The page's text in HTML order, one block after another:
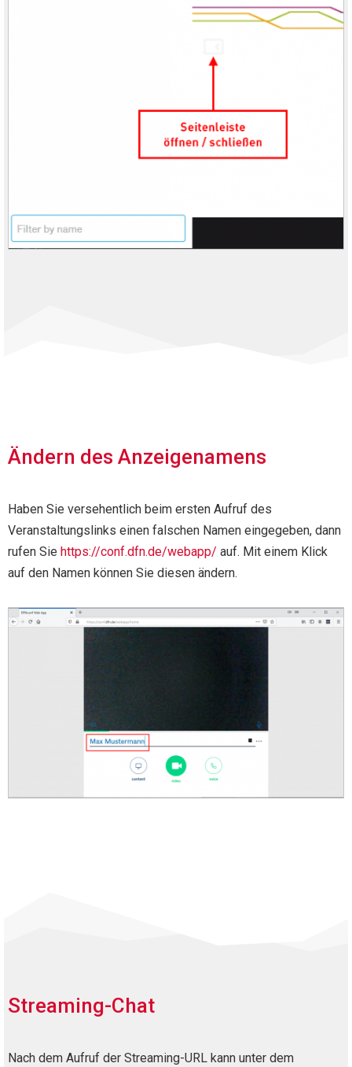
Ändern des Anzeigenamens
Haben Sie versehentlich beim ersten Aufruf des
Veranstaltungslinks einen falschen Namen eingegeben, dann
rufen Sie https://conf.dfn.de/webapp/ auf. Mit einem Klick
auf den Namen können Sie diesen ändern.
Streaming-Chat
Nach dem Aufruf der Streaming-URL kann unter dem